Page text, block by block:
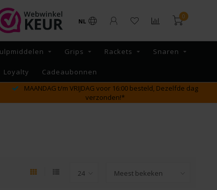
NL
0
Grips Rackets Snaren
Loyalty Cadeaubonnen
GRATIS verzending vanaf €65,- binnen NL